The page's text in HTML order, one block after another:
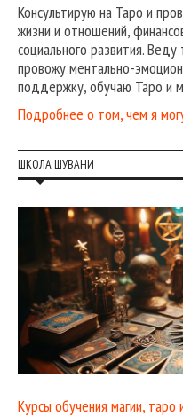
Консультирую на Таро и
жизни и отношений,
социального развития.
провожу ментально-
поддержку, обучаю Таро и
Подробнее о том, чем я
ШКОЛА ШУВАНИ
Курсы обучения магии, таро